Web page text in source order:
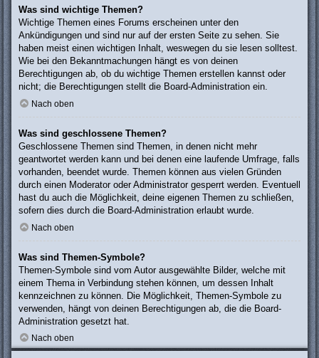
Was sind wichtige Themen?
Wichtige Themen eines Forums erscheinen unter den
Ankündigungen und sind nur auf der ersten Seite zu sehen. Sie
haben meist einen wichtigen Inhalt, weswegen du sie lesen solltest.
Wie bei den Bekanntmachungen hängt es von deinen
Berechtigungen ab, ob du wichtige Themen erstellen kannst oder
nicht; die Berechtigungen stellt die Board-Administration ein.
Nach oben
Was sind geschlossene Themen?
Geschlossene Themen sind Themen, in denen nicht mehr
geantwortet werden kann und bei denen eine laufende Umfrage, falls
vorhanden, beendet wurde. Themen können aus vielen Gründen
durch einen Moderator oder Administrator gesperrt werden. Eventuell
hast du auch die Möglichkeit, deine eigenen Themen zu schließen,
sofern dies durch die Board-Administration erlaubt wurde.
Nach oben
Was sind Themen-Symbole?
Themen-Symbole sind vom Autor ausgewählte Bilder, welche mit
einem Thema in Verbindung stehen können, um dessen Inhalt
kennzeichnen zu können. Die Möglichkeit, Themen-Symbole zu
verwenden, hängt von deinen Berechtigungen ab, die die Board-
Administration gesetzt hat.
Nach oben